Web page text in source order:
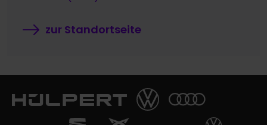
zur Standortseite